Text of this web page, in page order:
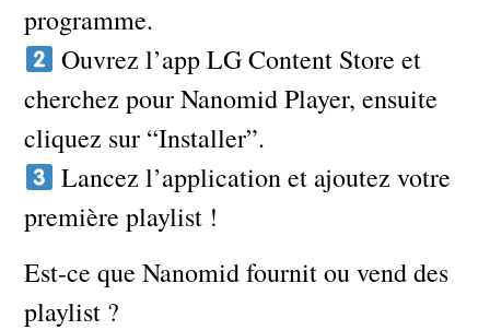
programme.
Ouvrez l’app LG Content Store et
cherchez pour Nanomid Player, ensuite
cliquez sur “Installer”.
Lancez l’application et ajoutez votre
première playlist !
Est-ce que Nanomid fournit ou vend des
playlist ?